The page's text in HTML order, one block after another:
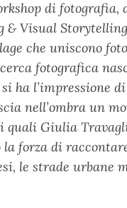
di
Visual Storytelling
che uniscono
fotografica
ha
nell’ombra un
quali Giulia
forza di
le strade urbane